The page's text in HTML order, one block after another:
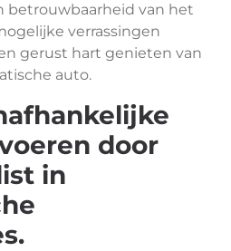
betrouwbaarheid van het
verrassingen
gerust hart genieten van
auto.
door
in